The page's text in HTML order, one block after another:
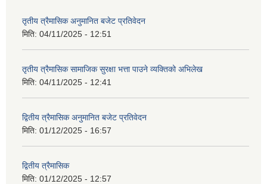
तृतीय त्रैमासिक अनुमानित बजेट प्रतिवेदन
मिति: 04/11/2025 - 12:51
तृतीय त्रैमासिक सामाजिक सुरक्षा भत्ता पाउने व्यक्तिको अभिलेख
मिति: 04/11/2025 - 12:41
द्वितीय त्रैमासिक अनुमानित बजेट प्रतिवेदन
मिति: 01/12/2025 - 16:57
द्वितीय त्रैमासिक
मिति: 01/12/2025 - 12:57